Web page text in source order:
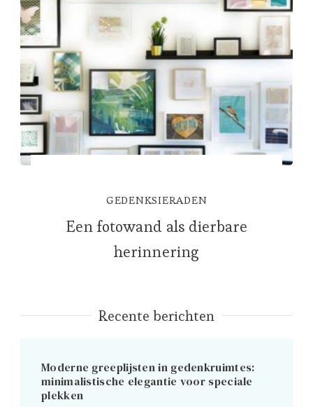
GEDENKSIERADEN
Een fotowand als dierbare
herinnering
Recente berichten
Moderne greeplijsten in gedenkruimtes:
minimalistische elegantie voor speciale
plekken